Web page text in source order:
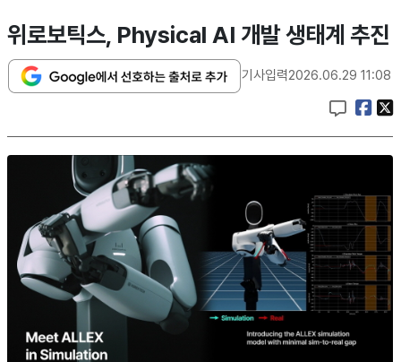
위로보틱스, Physical AI 개발 생태계 추진
기사입력2026.06.29 11:08